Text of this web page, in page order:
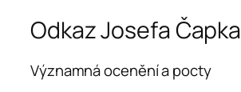
Odkaz Josefa Čapka
Významná ocenění a pocty